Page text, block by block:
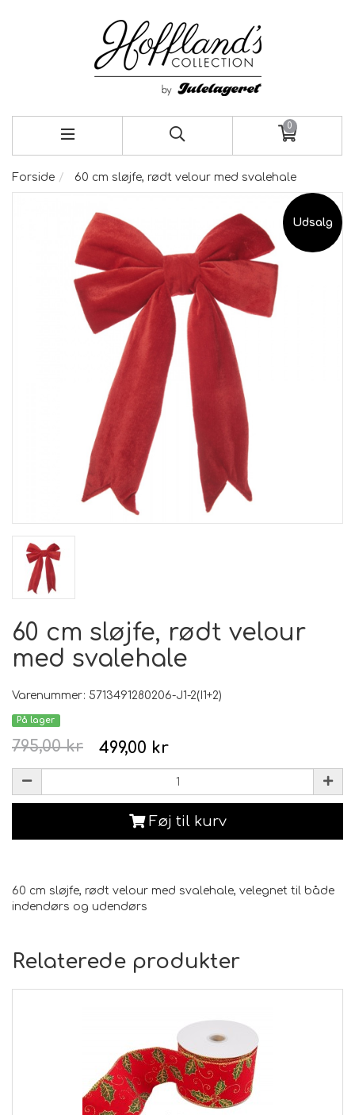
0
Forside 60 cm sløjfe, rødt velour med svalehale
Udsalg
60 cm sløjfe, rødt velour
med svalehale
Varenummer: 5713491280206-J1-2(I1+2)
På lager
499,00 kr
795,00 kr
Føj til kurv
60 cm sløjfe, rødt velour med svalehale, velegnet til både
indendørs og udendørs
Relaterede produkter